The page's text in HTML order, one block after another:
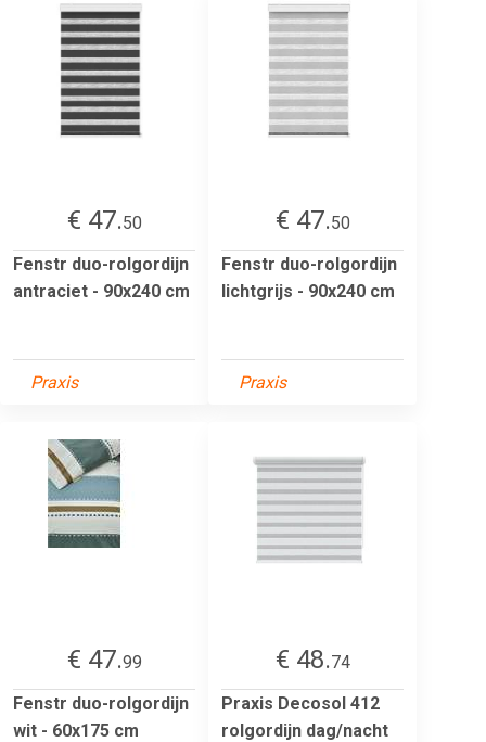
€ 47.50
Fenstr duo-rolgordijn
antraciet - 90x240 cm
Praxis
€ 47.50
Fenstr duo-rolgordijn
lichtgrijs - 90x240 cm
Praxis
€ 47.99
Fenstr duo-rolgordijn
wit - 60x175 cm
€ 48.74
Praxis Decosol 412
rolgordijn dag/nacht